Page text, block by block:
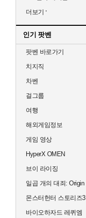
더보기
인기 팟벤
팟벤 바로가기
치지직
차벤
걸그룹
여행
해외게임정보
게임 영상
HyperX OMEN
브이 라이징
일곱 개의 대죄: Origin
몬스터헌터 스토리즈3
바이오하자드 레퀴엠